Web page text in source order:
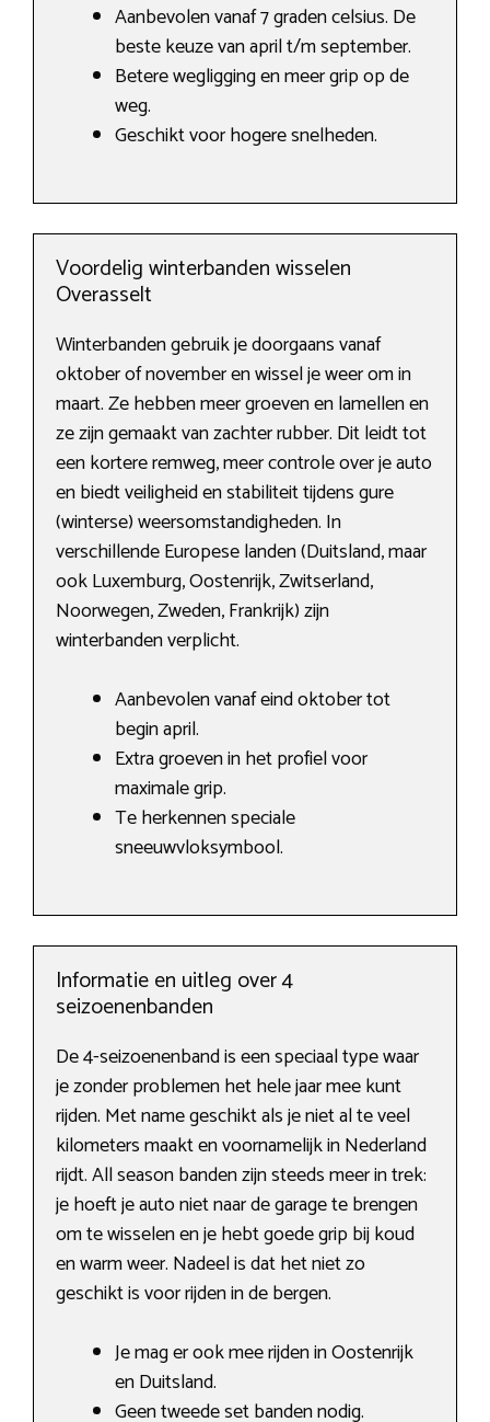
Aanbevolen vanaf 7 graden celsius. De
beste keuze van april t/m september.
Betere wegligging en meer grip op de
weg.
Geschikt voor hogere snelheden.
Voordelig winterbanden wisselen
Overasselt
Winterbanden gebruik je doorgaans vanaf
oktober of november en wissel je weer om in
maart. Ze hebben meer groeven en lamellen en
ze zijn gemaakt van zachter rubber. Dit leidt tot
een kortere remweg, meer controle over je auto
en biedt veiligheid en stabiliteit tijdens gure
(winterse) weersomstandigheden. In
verschillende Europese landen (Duitsland, maar
ook Luxemburg, Oostenrijk, Zwitserland,
Noorwegen, Zweden, Frankrijk) zijn
winterbanden verplicht.
Aanbevolen vanaf eind oktober tot
begin april.
Extra groeven in het profiel voor
maximale grip.
Te herkennen speciale
sneeuwvloksymbool.
Informatie en uitleg over 4
seizoenenbanden
De 4-seizoenenband is een speciaal type waar
je zonder problemen het hele jaar mee kunt
rijden. Met name geschikt als je niet al te veel
kilometers maakt en voornamelijk in Nederland
rijdt. All season banden zijn steeds meer in trek:
je hoeft je auto niet naar de garage te brengen
om te wisselen en je hebt goede grip bij koud
en warm weer. Nadeel is dat het niet zo
geschikt is voor rijden in de bergen.
Je mag er ook mee rijden in Oostenrijk
en Duitsland.
Geen tweede set banden nodig.